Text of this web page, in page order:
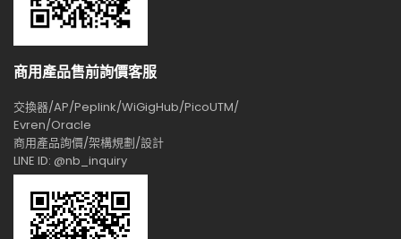
商用產品售前詢價客服
交換器/AP/Peplink/WiGigHub/PicoUTM/
Evren/Oracle
商用產品詢價/架構規劃/設計
LINE ID: @nb_inquiry